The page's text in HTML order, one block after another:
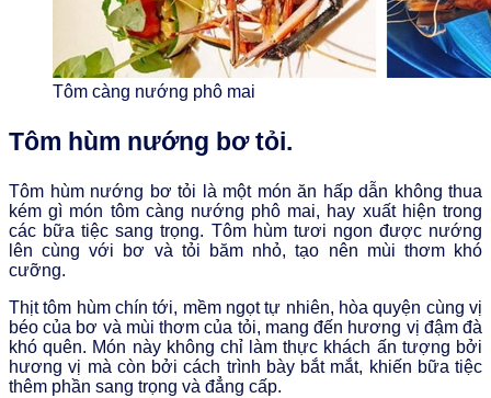
Tôm càng nướng phô mai
Tôm hùm nướng bơ tỏi.
Tôm hùm nướng bơ tỏi là một món ăn hấp dẫn không thua
kém gì món tôm càng nướng phô mai, hay xuất hiện trong
các bữa tiệc sang trọng. Tôm hùm tươi ngon được nướng
lên cùng với bơ và tỏi băm nhỏ, tạo nên mùi thơm khó
cưỡng.
Thịt tôm hùm chín tới, mềm ngọt tự nhiên, hòa quyện cùng vị
béo của bơ và mùi thơm của tỏi, mang đến hương vị đậm đà
khó quên. Món này không chỉ làm thực khách ấn tượng bởi
hương vị mà còn bởi cách trình bày bắt mắt, khiến bữa tiệc
thêm phần sang trọng và đẳng cấp.